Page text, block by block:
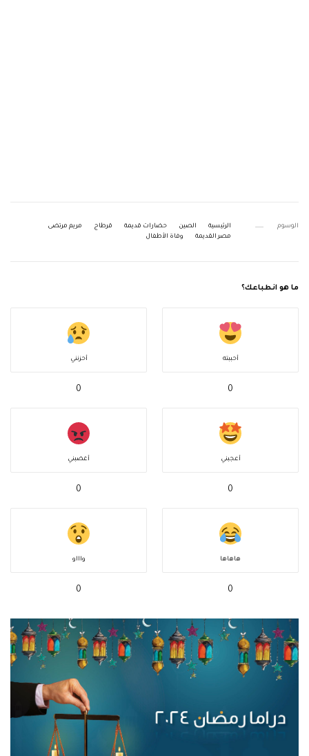
الوسوم الرئيسية الصين حضارات قديمة قرطاج
مريم مرتضى
مصر القديمة
وفاة الأطفال
ما هو انطباعك؟
أحببته
0
أحزنني
0
أعجبني
0
أغضبني
0
هاهاها
0
واااو
0